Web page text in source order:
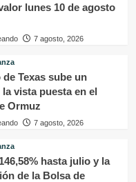
lunes 10 de agosto
7 agosto, 2026
Texas sube un
la vista puesta en el
Ormuz
7 agosto, 2026
hasta julio y la
de la Bolsa de